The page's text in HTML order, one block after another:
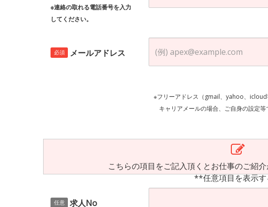
※連絡の取れる電話番号を入力
してください。
必須 メールアドレス
※フリーアドレス（gmail、yahoo、icloud
キャリアメールの場合、ご自身の設定等で受信でき
こちらの項目をご記入頂くとお仕事のご紹介
**任意項目を表示
任意 求人No